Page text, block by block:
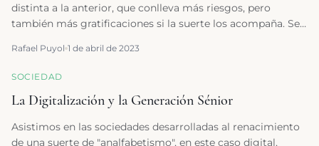
distinta a la anterior, que conlleva más riesgos, pero
también más gratificaciones si la suerte los acompaña. Se
Rafael Puyol 1 de abril de 2023
SOCIEDAD
La Digitalización y la Generación Sénior
Asistimos en las sociedades desarrolladas al renacimiento
de una suerte de "analfabetismo", en este caso digital,